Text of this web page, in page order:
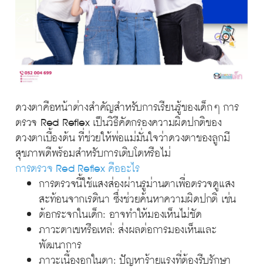
ดวงตาคือหน้าต่างสำคัญสำหรับการเรียนรู้ของเด็กๆ การ
ตรวจ Red Reflex เป็นวิธีคัดกรองความผิดปกติของ
ดวงตาเบื้องต้น ที่ช่วยให้พ่อแม่มั่นใจว่าดวงตาของลูกมี
สุขภาพดีพร้อมสำหรับการเติบโตหรือไม่
การตรวจ Red Reflex คืออะไร
การตรวจนี้ใช้แสงส่องผ่านรูม่านตาเพื่อตรวจดูแสง
สะท้อนจากเรตินา ซึ่งช่วยค้นหาความผิดปกติ เช่น
ต้อกระจกในเด็ก: อาจทำให้มองเห็นไม่ชัด
ภาวะตาเขหรือเหล่: ส่งผลต่อการมองเห็นและ
พัฒนาการ
ภาวะเนื้องอกในตา: ปัญหาร้ายแรงที่ต้องรีบรักษา